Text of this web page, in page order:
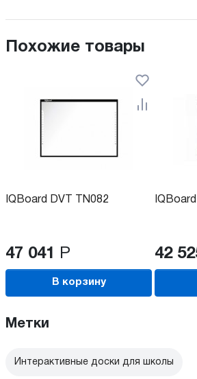
Похожие товары
IQBoard DVT TN082
47 041 Р
В корзину
42
Метки
Интерактивные доски для школы